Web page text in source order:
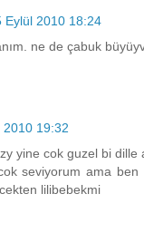
Eylül 2010 18:24
ne de çabuk
2010 19:32
yine cok guzel bi dille
seviyorum ama ben
lilibebekmi